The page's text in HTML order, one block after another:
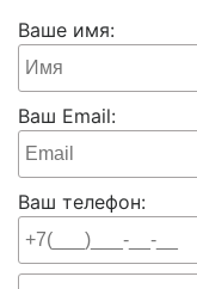
Ваше имя:
Ваш Email:
Ваш телефон: